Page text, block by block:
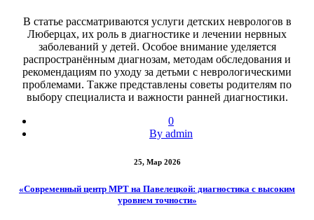
В статье рассматриваются услуги детских неврологов в
Люберцах, их роль в диагностике и лечении нервных
заболеваний у детей. Особое внимание уделяется
распространённым диагнозам, методам обследования и
рекомендациям по уходу за детьми с неврологическими
проблемами. Также представлены советы родителям по
выбору специалиста и важности ранней диагностики.
0
By admin
25, Мар 2026
«Современный центр МРТ на Павелецкой: диагностика с высоким
уровнем точности»